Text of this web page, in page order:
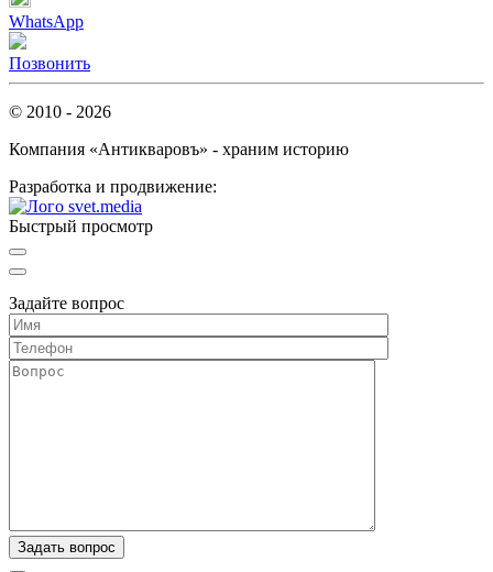
WhatsApp
Позвонить
© 2010 - 2026
Компания «Антикваровъ» - храним историю
Разработка и продвижение:
Быстрый просмотр
Задайте вопрос